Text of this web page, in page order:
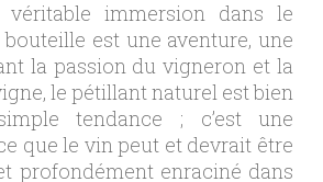
immersion dans le
est une aventure, une
la passion du vigneron et la
le pétillant naturel est bien
tendance ; c’est une
que le vin peut et devrait être
profondément enraciné dans